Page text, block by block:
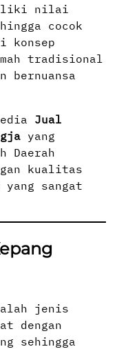
nilai
cocok
konsep
tradisional
bernuansa
Jual
yang
Daerah
kualitas
sangat
jenis
dengan
sehingga